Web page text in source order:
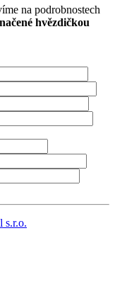
na podrobnostech
hvězdičkou